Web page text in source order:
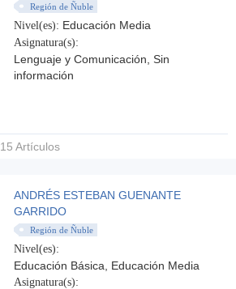
Región de Ñuble
Nivel(es): Educación Media
Asignatura(s):
Lenguaje y Comunicación, Sin
información
15 Artículos
ANDRÉS ESTEBAN GUENANTE
GARRIDO
Región de Ñuble
Nivel(es):
Educación Básica, Educación Media
Asignatura(s):